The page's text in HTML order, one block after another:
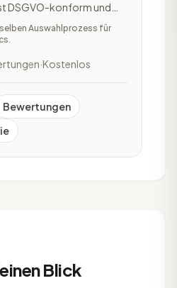
DSGVO-konform und
User-
statistische
einem die
u
Auswahlprozess für
·Kostenlos
Bewertungen
Blick